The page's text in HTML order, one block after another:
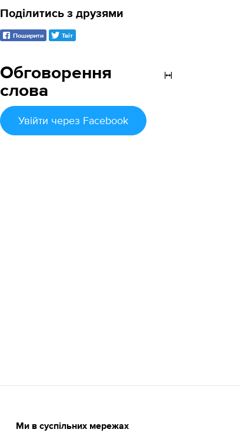
Обговорення
слова
Увійти через Facebook
Поділитись з друзями
Поширити Твіт
Ми в суспільних мережах